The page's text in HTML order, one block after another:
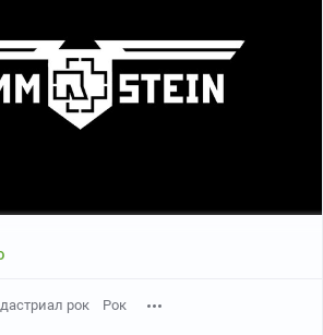
единственная в мире группа,
рок Рок